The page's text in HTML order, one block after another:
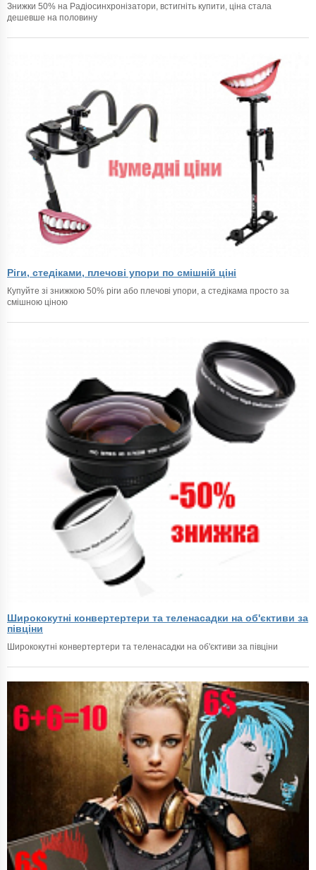
Знижки 50% на Радіосинхронізатори, встигніть купити, ціна стала
дешевше на половину
Ріги, стедіками, плечові упори по смішній ціні
Купуйте зі знижкою 50% ріги або плечові упори, а стедікама просто за
смішною ціною
Ширококутні конвертертери та теленасадки на об'єктиви за
півціни
Ширококутні конвертертери та теленасадки на об'єктиви за півціни